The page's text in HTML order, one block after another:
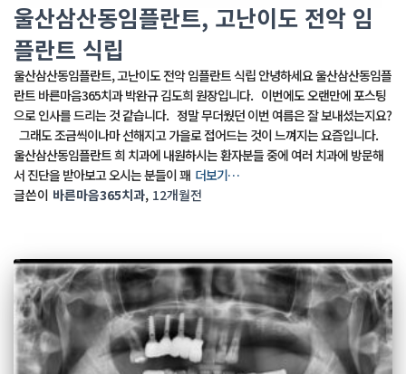
울산삼산동임플란트, 고난이도 전악 임
플란트 식립
울산삼산동임플란트, 고난이도 전악 임플란트 식립 안녕하세요 울산삼산동임플
란트 바른마음365치과 박완규 김도희 원장입니다. 이번에도 오랜만에 포스팅
으로 인사를 드리는 것 같습니다. 정말 무더웠던 이번 여름은 잘 보내셨는지요?
그래도 조금씩이나마 선해지고 가을로 접어드는 것이 느껴지는 요즘입니다.
울산삼산동임플란트 희 치과에 내원하시는 환자분들 중에 여러 치과에 방문해
서 진단을 받아보고 오시는 분들이 꽤 더보기…
글쓴이 바른마음365치과, 12개월전